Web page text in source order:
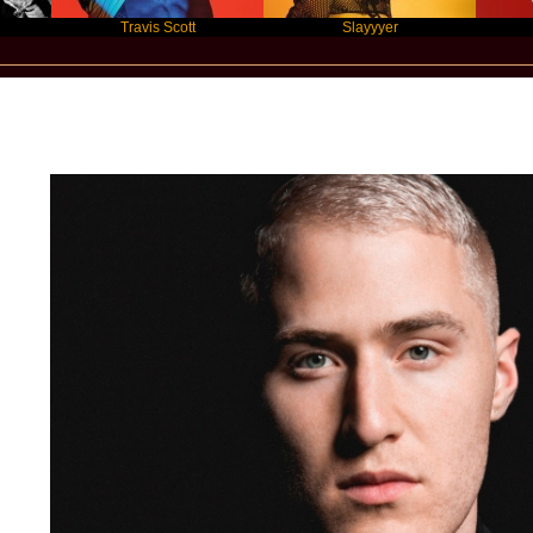
Travis Scott Benny